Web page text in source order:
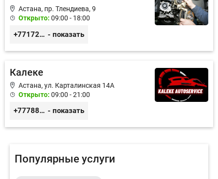
Астана, пр. Тлендиева, 9
Открыто: 09:00 - 18:00
+77172944444 - показать
Калеке
Астана, ул. Карталинская 14А
Открыто: 09:00 - 21:00
+77788424140 - показать
Популярные услуги